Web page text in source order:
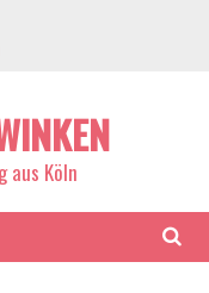
aus Köln